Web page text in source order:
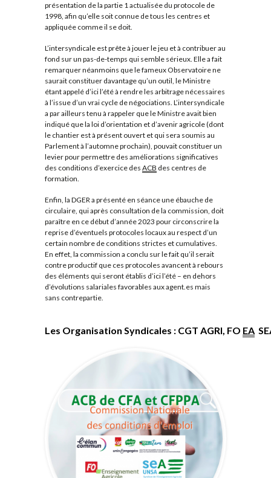
présentation de la partie 1 actualisée du protocole de
1998, afin qu’elle soit connue de tous les centres et
appliquée comme il se doit.
L’intersyndicale est prête à jouer le jeu et à contribuer au
fond sur un pas-de-temps qui semble sérieux. Elle a fait
remarquer néanmoins que le fameux Observatoire ne
saurait constituer davantage qu’un outil, le Ministre
étant appelé d’ici l’été à rendre les arbitrage nécessaires
à l’issue d’un vrai cycle de négociations. L’intersyndicale
a par ailleurs tenu à rappeler que le Ministre avait bien
indiqué que la loi d’orientation et d’avenir agricole (dont
le chantier est à présent ouvert et qui sera soumis au
Parlement à l’automne prochain), pouvait constituer un
levier pour permettre des améliorations significatives
des conditions d’exercice des ACB des centres de
formation.
Enfin, la DGER a présenté en séance une ébauche de
circulaire, qui après consultation de la commission, doit
paraître en ce début d’année 2023 pour circonscrire la
reprise d’éventuels protocoles locaux au respect d’un
certain nombre de conditions strictes et cumulatives.
En effet, la commission a conclu sur le fait qu’il serait
contre productif que ces protocoles avancent à rebours
des éléments qui seront établis d’ici l’été – en dehors
d’évolutions salariales favorables aux agent.es mais
sans contrepartie.
Les Organisation Syndicales : CGT AGRI, FO EA